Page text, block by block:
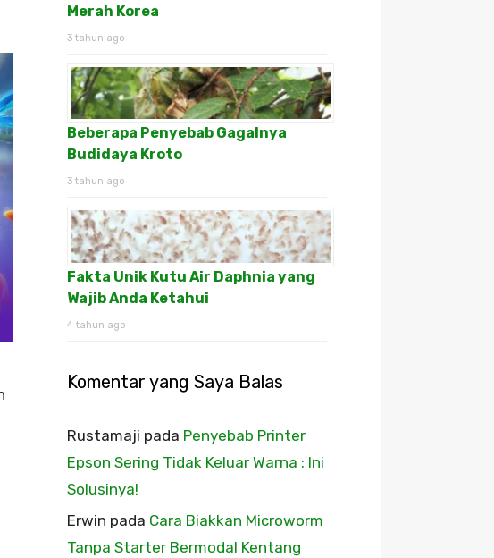
Merah Korea
3 tahun ago
Beberapa Penyebab Gagalnya
Budidaya Kroto
3 tahun ago
Fakta Unik Kutu Air Daphnia yang
Wajib Anda Ketahui
4 tahun ago
Komentar yang Saya Balas
Rustamaji pada Penyebab Printer
Epson Sering Tidak Keluar Warna : Ini
Solusinya!
Erwin pada Cara Biakkan Microworm
Tanpa Starter Bermodal Kentang